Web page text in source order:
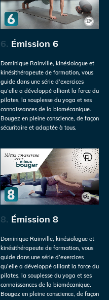
6. Émission 6
Dominique Rainville, kinésiologue et
kinésithérapeute de formation, vous
guide dans une série d’exercices
qu’elle a développé alliant la force du
pilates, la souplesse du yoga et ses
connaissances de la biomécanique.
Bougez en pleine conscience, de façon
sécuritaire et adaptée à tous.
8. Émission 8
Dominique Rainville, kinésiologue et
kinésithérapeute de formation, vous
guide dans une série d’exercices
qu’elle a développé alliant la force du
pilates, la souplesse du yoga et ses
connaissances de la biomécanique.
Bougez en pleine conscience, de façon